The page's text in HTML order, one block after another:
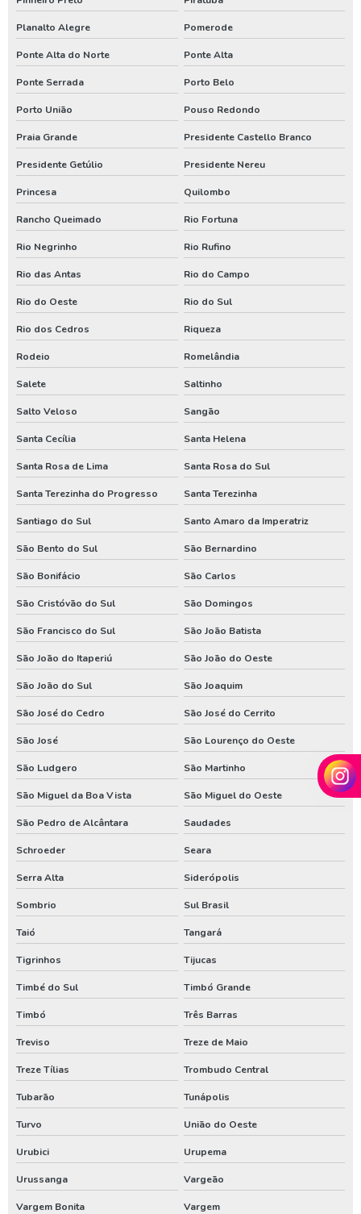
Manutenção de poço no sul
Manutenção poço artesiano em santa catarina
Manutenção poço artesiano paraná
Manutenção poço artesiano rio grande do sul
Perfuração de poço artesiano em santa catarina
Perfuração de poço artesiano no paraná
Perfuração de poço artesiano no rio grande do sul
Poço artesiano
Poço artesiano em santa catarina
Poço artesiano paraná
Serviço de poço artesiano
Assistencia de bomba de poço em santa catarina
Assistencia de bomba de poço no parana
Manutenção de bomba submersa em santa catarina
Manutenção de bomba submersa no paraná
Perfurador de poço em santa catarina
Perfurador de poço no parana
Perfurador de poço no rio grande do sul
Perfuração de poço em santa catarina
Perfuração de poço no parana
Valor de poço artesiano em santa catarina
Valor de poço artesiano no parana
Venda de poço artesiano em santa catarina
Venda de poço artesiano no parana
Planalto Alegre Pomerode
Ponte Alta do Norte Ponte Alta
Ponte Serrada Porto Belo
Porto União Pouso Redondo
Praia Grande Presidente Castello Branco
Presidente Getúlio Presidente Nereu
Princesa Quilombo
Rancho Queimado Rio Fortuna
Rio Negrinho Rio Rufino
Rio das Antas Rio do Campo
Rio do Oeste Rio do Sul
Rio dos Cedros Riqueza
Rodeio Romelândia
Salete Saltinho
Salto Veloso Sangão
Santa Cecília Santa Helena
Santa Rosa de Lima Santa Rosa do Sul
Santa Terezinha do Progresso Santa Terezinha
Santiago do Sul Santo Amaro da Imperatriz
São Bento do Sul São Bernardino
São Bonifácio São Carlos
São Cristóvão do Sul São Domingos
São Francisco do Sul São João Batista
São João do Itaperiú São João do Oeste
São João do Sul São Joaquim
São José do Cedro São José do Cerrito
São José São Lourenço do Oeste
São Ludgero São Martinho
São Miguel da Boa Vista São Miguel do Oeste
São Pedro de Alcântara Saudades
Schroeder Seara
Serra Alta Siderópolis
Sombrio Sul Brasil
Taió Tangará
Tigrinhos Tijucas
Timbé do Sul Timbó Grande
Timbó Três Barras
Treviso Treze de Maio
Treze Tílias Trombudo Central
Tubarão Tunápolis
Turvo União do Oeste
Urubici Urupema
Urussanga Vargeão
Vargem Bonita Vargem